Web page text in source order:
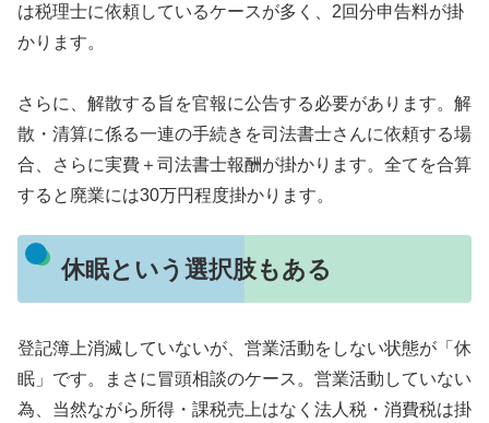
は税理士に依頼しているケースが多く、2回分申告料が掛
かります。
さらに、解散する旨を官報に公告する必要があります。解
散・清算に係る一連の手続きを司法書士さんに依頼する場
合、さらに実費＋司法書士報酬が掛かります。全てを合算
すると廃業には30万円程度掛かります。
休眠という選択肢もある
登記簿上消滅していないが、営業活動をしない状態が「休
眠」です。まさに冒頭相談のケース。営業活動していない
為、当然ながら所得・課税売上はなく法人税・消費税は掛